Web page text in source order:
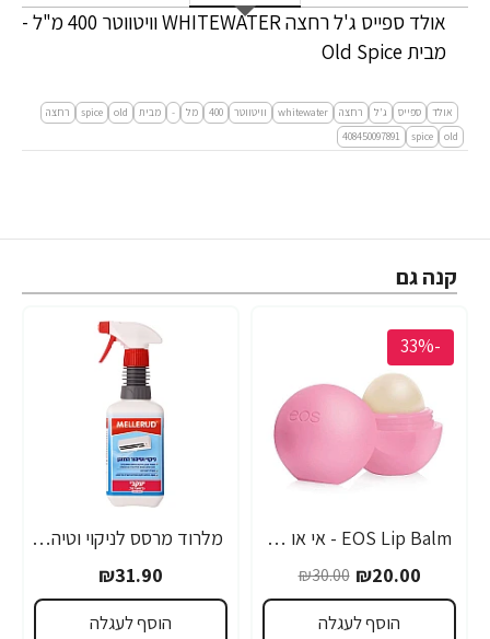
אולד ספייס ג'ל רחצה WHITEWATER וויטווטר 400 מ"ל -
מבית Old Spice
אולד ספייס ג'ל רחצה whitewater וויטווטר 400 מל - מבית old
spice
רחצה
old
spice
408450097891
קנה גם
-33%
EOS Lip Balm - אי או אס שפתון לחות בטעם תות - בבית EOS
₪20.00
₪30.00
הוסף לעגלה
מלרוד מרסס לניקוי וטיהור המזגן מקצועי - 500 מ"ל - מבית יעקבי
₪31.90
הוסף לעגלה